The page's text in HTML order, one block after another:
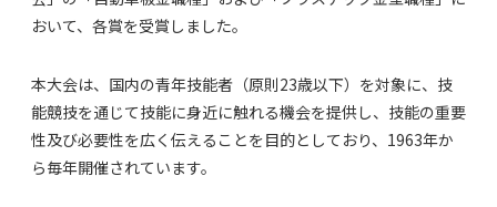
おいて、各賞を受賞しました。
本大会は、国内の青年技能者（原則23歳以下）を対象に、技
能競技を通じて技能に身近に触れる機会を提供し、技能の重要
性及び必要性を広く伝えることを目的としており、1963年か
ら毎年開催されています。